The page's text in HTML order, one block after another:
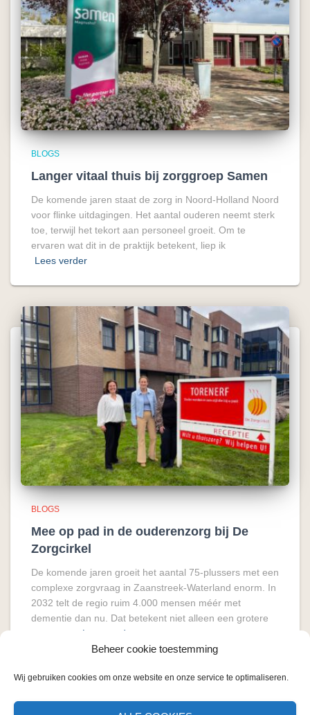
Beheer cookie toestemming
Wij gebruiken cookies om onze website en onze service te optimaliseren.
BLOGS
Langer vitaal thuis bij zorggroep Samen
De komende jaren staat de zorg in Noord-Holland Noord
voor flinke uitdagingen. Het aantal ouderen neemt sterk
toe, terwijl het tekort aan personeel groeit. Om te
ervaren wat dit in de praktijk betekent, liep ik
Lees verder
BLOGS
Mee op pad in de ouderenzorg bij De
Zorgcirkel
De komende jaren groeit het aantal 75-plussers met een
complexe zorgvraag in Zaanstreek-Waterland enorm. In
2032 telt de regio ruim 4.000 mensen méér met
dementie dan nu. Dat betekent niet alleen een grotere
Lees verder